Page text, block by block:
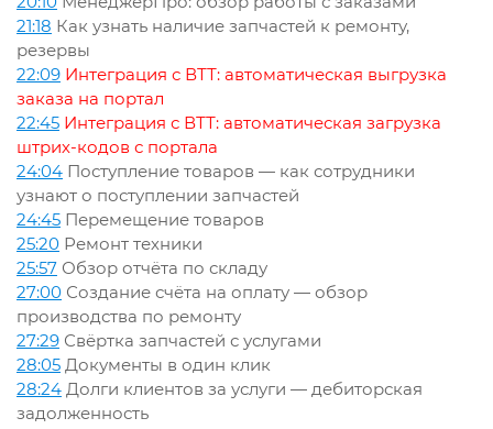
21:18 Как узнать наличие запчастей к ремонту,
резервы
22:09 Интеграция с ВТТ: автоматическая выгрузка
заказа на портал
22:45 Интеграция с ВТТ: автоматическая загрузка
штрих-кодов с портала
24:04 Поступление товаров — как сотрудники
узнают о поступлении запчастей
24:45 Перемещение товаров
25:20 Ремонт техники
25:57 Обзор отчёта по складу
27:00 Создание счёта на оплату — обзор
производства по ремонту
27:29 Свёртка запчастей с услугами
28:05 Документы в один клик
28:24 Долги клиентов за услуги — дебиторская
задолженность